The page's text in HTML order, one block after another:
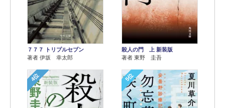
７７７ トリプルセブン
著者 伊坂 幸太郎
殺人の門 上 新装版
著者 東野 圭吾
4位 5位